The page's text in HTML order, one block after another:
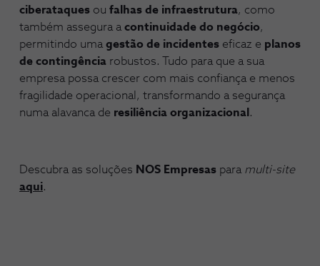
ciberataques ou falhas de infraestrutura, como
também assegura a continuidade do negócio,
permitindo uma gestão de incidentes eficaz e planos
de contingência robustos. Tudo para que a sua
empresa possa crescer com mais confiança e menos
fragilidade operacional, transformando a segurança
numa alavanca de resiliência organizacional .
Descubra as soluções NOS Empresas para multi-site
aqui.